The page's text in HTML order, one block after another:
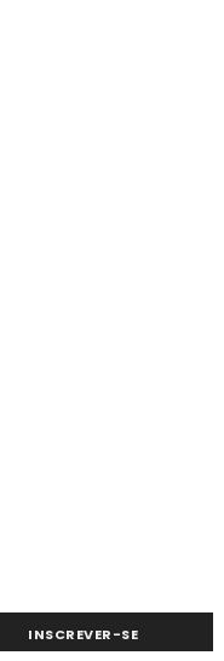
INSCREVER-SE